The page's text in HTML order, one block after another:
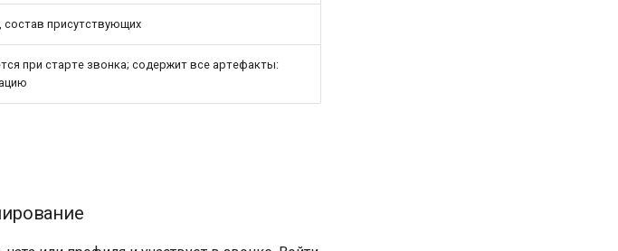
состав присутствующих
при старте звонка; содержит все артефакты: